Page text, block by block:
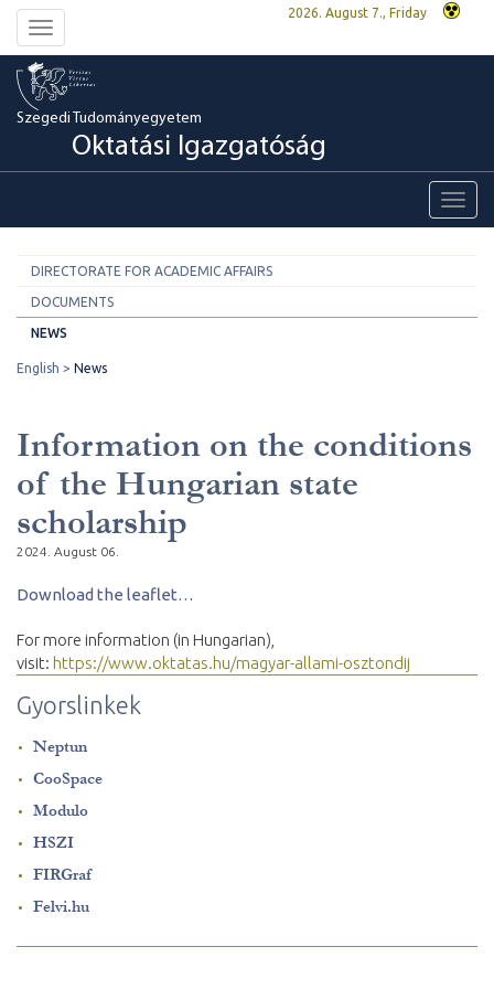
Toggle
navigation
2026. August 7., Friday
Szegedi Tudományegyetem
Oktatási Igazgatóság
DIRECTORATE FOR ACADEMIC AFFAIRS
DOCUMENTS
NEWS
English News
Information on the conditions
of the Hungarian state
scholarship
2024. August 06.
Download the leaflet…
For more information (in Hungarian),
visit: https://www.oktatas.hu/magyar-allami-osztondij
Gyorslinkek
Neptun
CooSpace
Modulo
HSZI
FIRGraf
Felvi.hu